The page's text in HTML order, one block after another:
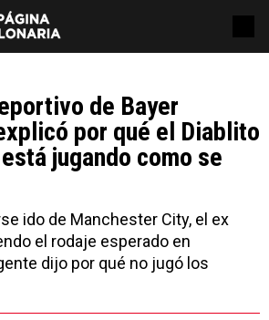
de Bayer
por qué el Diablito
jugando como se
ido de Manchester City, el ex
el rodaje esperado en
dijo por qué no jugó los